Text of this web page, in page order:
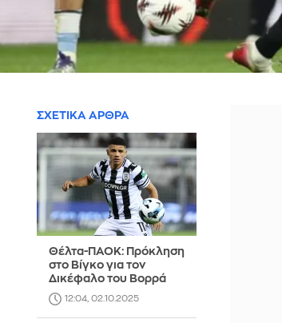
ΣΧΕΤΙΚΑ ΑΡΘΡΑ
Θέλτα-ΠΑΟΚ: Πρόκληση
στο Βίγκο για τον
Δικέφαλο του Βορρά
12:04, 02.10.2025